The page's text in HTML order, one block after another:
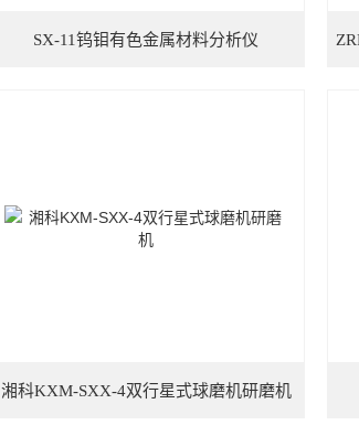
SX-11钨钼有色金属材料分析仪
湘科KXM-SXX-4双行星式球磨机研磨机